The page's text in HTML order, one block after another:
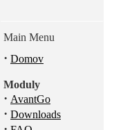
Main Menu
· Domov
Moduly
· AvantGo
· Downloads